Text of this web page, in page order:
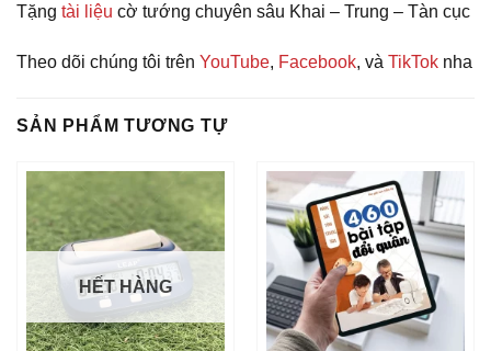
Tặng tài liệu cờ tướng chuyên sâu Khai – Trung – Tàn cục
Theo dõi chúng tôi trên YouTube, Facebook, và TikTok nha
SẢN PHẨM TƯƠNG TỰ
HẾT HÀNG